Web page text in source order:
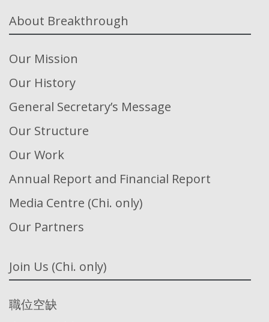
About Breakthrough
Our Mission
Our History
General Secretary’s Message
Our Structure
Our Work
Annual Report and Financial Report
Media Centre (Chi. only)
Our Partners
Join Us (Chi. only)
職位空缺